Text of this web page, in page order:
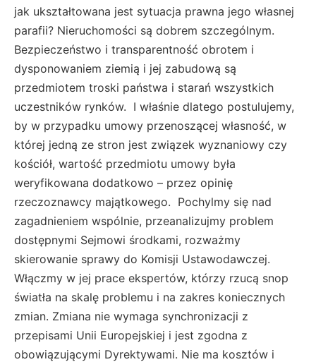
jak ukształtowana jest sytuacja prawna jego własnej
parafii? Nieruchomości są dobrem szczególnym.
Bezpieczeństwo i transparentność obrotem i
dysponowaniem ziemią i jej zabudową są
przedmiotem troski państwa i starań wszystkich
uczestników rynków. I właśnie dlatego postulujemy,
by w przypadku umowy przenoszącej własność, w
której jedną ze stron jest związek wyznaniowy czy
kościół, wartość przedmiotu umowy była
weryfikowana dodatkowo – przez opinię
rzeczoznawcy majątkowego. Pochylmy się nad
zagadnieniem wspólnie, przeanalizujmy problem
dostępnymi Sejmowi środkami, rozważmy
skierowanie sprawy do Komisji Ustawodawczej.
Włączmy w jej prace ekspertów, którzy rzucą snop
światła na skalę problemu i na zakres koniecznych
zmian. Zmiana nie wymaga synchronizacji z
przepisami Unii Europejskiej i jest zgodna z
obowiązującymi Dyrektywami. Nie ma kosztów i